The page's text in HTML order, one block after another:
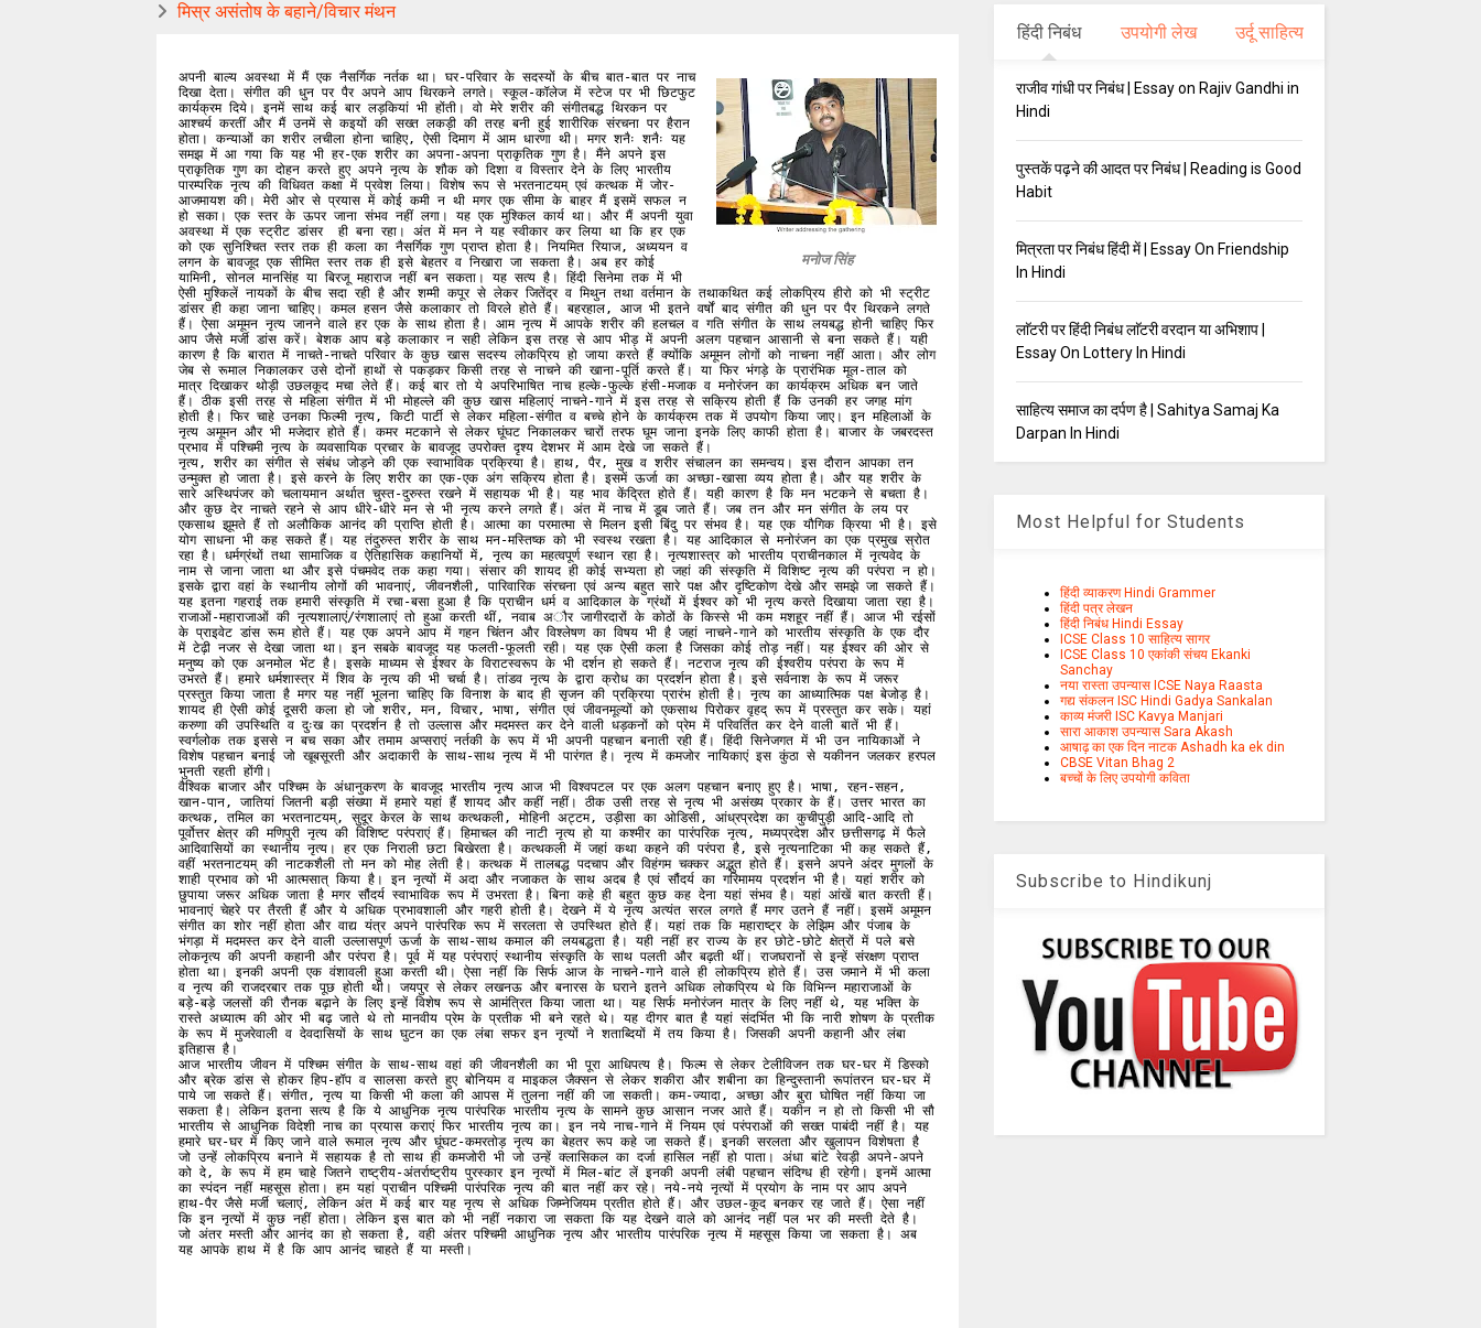
मिस्र असंतोष के बहाने/विचार मंथन
मनोज सिंह
अपनी बाल्य अवस्था में मैं एक नैसर्गिक नर्तक था। घर-परिवार के सदस्यों के बीच बात-बात पर नाच
दिखा देता। संगीत की धुन पर पैर अपने आप थिरकने लगते। स्कूल-कॉलेज में स्टेज पर भी छिटफुट
कार्यक्रम दिये। इनमें साथ कई बार लड़कियां भी होंती। वो मेरे शरीर की संगीतबद्ध थिरकन पर
आश्चर्य करतीं और मैं उनमें से कइयों की सख्त लकड़ी की तरह बनी हुई शारीरिक संरचना पर हैरान
होता। कन्याओं का शरीर लचीला होना चाहिए, ऐसी दिमाग में आम धारणा थी। मगर शनैः शनैः यह
समझ में आ गया कि यह भी हर-एक शरीर का अपना-अपना प्राकृतिक गुण है। मैंने अपने इस
प्राकृतिक गुण का दोहन करते हुए अपने नृत्य के शौक को दिशा व विस्तार देने के लिए भारतीय
पारम्परिक नृत्य की विधिवत कक्षा में प्रवेश लिया। विशेष रूप से भरतनाटयम्‌ एवं कत्थक में जोर-
आजमायश की। मेरी ओर से प्रयास में कोई कमी न थी मगर एक सीमा के बाहर मैं इसमें सफल न
हो सका। एक स्तर के ऊपर जाना संभव नहीं लगा। यह एक मुश्किल कार्य था। और मैं अपनी युवा
अवस्था में एक स्ट्रीट डांसर  ही बना रहा। अंत में मन ने यह स्वीकार कर लिया था कि हर एक
को एक सुनिश्चित स्तर तक ही कला का नैसर्गिक गुण प्राप्त होता है। नियमित रियाज, अध्ययन व
लगन के बावजूद एक सीमित स्तर तक ही इसे बेहतर व निखारा जा सकता है। अब हर कोई
यामिनी, सोनल मानसिंह या बिरजू महाराज नहीं बन सकता। यह सत्य है। हिंदी सिनेमा तक में भी
ऐसी मुश्किलें नायकों के बीच सदा रही है और शम्मी कपूर से लेकर जितेंद्र व मिथुन तथा वर्तमान के तथाकथित कई लोकप्रिय हीरो को भी स्ट्रीट
डांसर ही कहा जाना चाहिए। कमल हसन जैसे कलाकार तो विरले होते हैं। बहरहाल, आज भी इतने वर्षों बाद संगीत की धुन पर पैर थिरकने लगते
हैं। ऐसा अमूमन नृत्य जानने वाले हर एक के साथ होता है। आम नृत्य में आपके शरीर की हलचल व गति संगीत के साथ लयबद्ध होनी चाहिए फिर
आप जैसे मर्जी डांस करें। बेशक आप बड़े कलाकार न सही लेकिन इस तरह से आप भीड़ में अपनी अलग पहचान आसानी से बना सकते हैं। यही
कारण है कि बारात में नाचते-नाचते परिवार के कुछ खास सदस्य लोकप्रिय हो जाया करते हैं क्योंकि अमूमन लोगों को नाचना नहीं आता। और लोग
जेब से रूमाल निकालकर उसे दोनों हाथों से पकड़कर किसी तरह से नाचने की खाना-पूर्ति करते हैं। या फिर भंगड़े के प्रारंभिक मूल-ताल को
मात्र दिखाकर थोड़ी उछलकूद मचा लेते हैं। कई बार तो ये अपरिभाषित नाच हल्के-फुल्के हंसी-मजाक व मनोरंजन का कार्यक्रम अधिक बन जाते
हैं। ठीक इसी तरह से महिला संगीत में भी मोहल्ले की कुछ खास महिलाएं नाचने-गाने में इस तरह से सक्रिय होती हैं कि उनकी हर जगह मांग
होती है। फिर चाहे उनका फिल्मी नृत्य, किटी पार्टी से लेकर महिला-संगीत व बच्चे होने के कार्यक्रम तक में उपयोग किया जाए। इन महिलाओं के
नृत्य अमूमन और भी मजेदार होते हैं। कमर मटकाने से लेकर घूंघट निकालकर चारों तरफ घूम जाना इनके लिए काफी होता है। बाजार के जबरदस्त
प्रभाव में पश्चिमी नृत्य के व्यवसायिक प्रचार के बावजूद उपरोक्त दृश्य देशभर में आम देखे जा सकते हैं।
नृत्य, शरीर का संगीत से संबंध जोड़ने की एक स्वाभाविक प्रक्रिया है। हाथ, पैर, मुख व शरीर संचालन का समन्वय। इस दौरान आपका तन
उन्मुक्त हो जाता है। इसे करने के लिए शरीर का एक-एक अंग सक्रिय होता है। इसमें ऊर्जा का अच्छा-खासा व्यय होता है। और यह शरीर के
सारे अस्थिपंजर को चलायमान अर्थात चुस्त-दुरुस्त रखने में सहायक भी है। यह भाव केंद्रित होते हैं। यही कारण है कि मन भटकने से बचता है।
और कुछ देर नाचते रहने से आप धीरे-धीरे मन से भी नृत्य करने लगते हैं। अंत में नाच में डूब जाते हैं। जब तन और मन संगीत के लय पर
एकसाथ झूमते हैं तो अलौकिक आनंद की प्राप्ति होती है। आत्मा का परमात्मा से मिलन इसी बिंदु पर संभव है। यह एक यौगिक क्रिया भी है। इसे
योग साधना भी कह सकते हैं। यह तंदुरुस्त शरीर के साथ मन-मस्तिष्क को भी स्वस्थ रखता है। यह आदिकाल से मनोरंजन का एक प्रमुख स्रोत
रहा है। धर्मग्रंथों तथा सामाजिक व ऐतिहासिक कहानियों में, नृत्य का महत्वपूर्ण स्थान रहा है। नृत्यशास्त्र को भारतीय प्राचीनकाल में नृत्यवेद के
नाम से जाना जाता था और इसे पंचमवेद तक कहा गया। संसार की शायद ही कोई सभ्यता हो जहां की संस्कृति में विशिष्ट नृत्य की परंपरा न हो।
इसके द्वारा वहां के स्थानीय लोगों की भावनाएं, जीवनशैली, पारिवारिक संरचना एवं अन्य बहुत सारे पक्ष और दृष्टिकोण देखे और समझे जा सकते हैं।
यह इतना गहराई तक हमारी संस्कृति में रचा-बसा हुआ है कि प्राचीन धर्म व आदिकाल के ग्रंथों में ईश्वर को भी नृत्य करते दिखाया जाता रहा है।
राजाओं-महाराजाओं की नृत्यशालाएं/रंगशालाएं तो हुआ करती थीं, नवाब अौर जागीरदारों के कोठों के किस्से भी कम मशहूर नहीं हैं। आज भी रईसों
के प्राइवेट डांस रूम होते हैं। यह एक अपने आप में गहन चिंतन और विश्लेषण का विषय भी है जहां नाचने-गाने को भारतीय संस्कृति के एक दौर
में टेढ़ी नजर से देखा जाता था। इन सबके बावजूद यह फलती-फूलती रही। यह एक ऐसी कला है जिसका कोई तोड़ नहीं। यह ईश्वर की ओर से
मनुष्य को एक अनमोल भेंट है। इसके माध्यम से ईश्वर के विराटस्वरूप के भी दर्शन हो सकते हैं। नटराज नृत्य की ईश्वरीय परंपरा के रूप में
उभरते हैं। हमारे धर्मशास्त्र में शिव के नृत्य की भी चर्चा है। तांडव नृत्य के द्वारा क्रोध का प्रदर्शन होता है। इसे सर्वनाश के रूप में जरूर
प्रस्तुत किया जाता है मगर यह नहीं भूलना चाहिए कि विनाश के बाद ही सृजन की प्रक्रिया प्रारंभ होती है। नृत्य का आध्यात्मिक पक्ष बेजोड़ है।
शायद ही ऐसी कोई दूसरी कला हो जो शरीर, मन, विचार, भाषा, संगीत एवं जीवनमूल्यों को एकसाथ पिरोकर वृहद् रूप में प्रस्तुत कर सके। यहां
करुणा की उपस्थिति व दुःख का प्रदर्शन है तो उल्लास और मदमस्त कर देने वाली धड़कनों को प्रेम में परिवर्तित कर देने वाली बातें भी हैं।
स्वर्गलोक तक इससे न बच सका और तमाम अप्सराएं नर्तकी के रूप में भी अपनी पहचान बनाती रही हैं। हिंदी सिनेजगत में भी उन नायिकाओं ने
विशेष पहचान बनाई जो खूबसूरती और अदाकारी के साथ-साथ नृत्य में भी पारंगत है। नृत्य में कमजोर नायिकाएं इस कुंठा से यकीनन जलकर हरपल
भुनती रहती होंगी।
वैश्विक बाजार और पश्चिम के अंधानुकरण के बावजूद भारतीय नृत्य आज भी विश्वपटल पर एक अलग पहचान बनाए हुए है। भाषा, रहन-सहन,
खान-पान, जातियां जितनी बड़ी संख्या में हमारे यहां हैं शायद और कहीं नहीं। ठीक उसी तरह से नृत्य भी असंख्य प्रकार के हैं। उत्तर भारत का
कत्थक, तमिल का भरतनाटयम्‌, सुदूर केरल के साथ कत्थकली, मोहिनी अट्टम, उड़ीसा का ओडिसी, आंध्रप्रदेश का कुचीपुड़ी आदि-आदि तो
पूर्वोत्तर क्षेत्र की मणिपुरी नृत्य की विशिष्ट परंपराएं हैं। हिमाचल की नाटी नृत्य हो या कश्मीर का पारंपरिक नृत्य, मध्यप्रदेश और छत्तीसगढ़ में फैले
आदिवासियों का स्थानीय नृत्य। हर एक निराली छटा बिखेरता है। कत्थकली में जहां कथा कहने की परंपरा है, इसे नृत्यनाटिका भी कह सकते हैं,
वहीं भरतनाटयम्‌ की नाटकशैली तो मन को मोह लेती है। कत्थक में तालबद्ध पदचाप और विहंगम चक्कर अद्भुत होते हैं। इसने अपने अंदर मुगलों के
शाही प्रभाव को भी आत्मसात्‌ किया है। इन नृत्यों में अदा और नजाकत के साथ अदब है एवं सौंदर्य का गरिमामय प्रदर्शन भी है। यहां शरीर को
छुपाया जरूर अधिक जाता है मगर सौंदर्य स्वाभाविक रूप में उभरता है। बिना कहे ही बहुत कुछ कह देना यहां संभव है। यहां आंखें बात करती हैं।
भावनाएं चेहरे पर तैरती हैं और ये अधिक प्रभावशाली और गहरी होती है। देखने में ये नृत्य अत्यंत सरल लगते हैं मगर उतने हैं नहीं। इसमें अमूमन
संगीत का शोर नहीं होता और वाद्य यंत्र अपने पारंपरिक रूप में सरलता से उपस्थित होते हैं। यहां तक कि महाराष्ट्र के लेझिम और पंजाब के
भंगड़ा में मदमस्त कर देने वाली उल्लासपूर्ण ऊर्जा के साथ-साथ कमाल की लयबद्धता है। यही नहीं हर राज्य के हर छोटे-छोटे क्षेत्रों में पले बसे
लोकनृत्य की अपनी कहानी और परंपरा है। पूर्व में यह परंपराएं स्थानीय संस्कृति के साथ पलती और बढ़ती थीं। राजघरानों से इन्हें संरक्षण प्राप्त
होता था। इनकी अपनी एक वंशावली हुआ करती थी। ऐसा नहीं कि सिर्फ आज के नाचने-गाने वाले ही लोकप्रिय होते हैं। उस जमाने में भी कला
व नृत्य की राजदरबार तक पूछ होती थी। जयपुर से लेकर लखनऊ और बनारस के घराने इतने अधिक लोकप्रिय थे कि विभिन्न महाराजाओं के
बड़े-बड़े जलसों की रौनक बढ़ाने के लिए इन्हें विशेष रूप से आमंत्रित किया जाता था। यह सिर्फ मनोरंजन मात्र के लिए नहीं थे, यह भक्ति के
रास्ते अध्यात्म की ओर भी बढ़ जाते थे तो मानवीय प्रेम के प्रतीक भी बने रहते थे। यह दीगर बात है यहां संदर्भित भी कि नारी शोषण के प्रतीक
के रूप में मुजरेवाली व देवदासियों के साथ घुटन का एक लंबा सफर इन नृत्यों ने शताब्दियों में तय किया है। जिसकी अपनी कहानी और लंबा
इतिहास है।
आज भारतीय जीवन में पश्चिम संगीत के साथ-साथ वहां की जीवनशैली का भी पूरा आधिपत्य है। फिल्म से लेकर टेलीविजन तक घर-घर में डिस्को
और ब्रेक डांस से होकर हिप-हॉप व सालसा करते हुए बोनियम व माइकल जैक्सन से लेकर शकीरा और शबीना का हिन्दुस्तानी रूपांतरन घर-घर में
पाये जा सकते हैं। संगीत, नृत्य या किसी भी कला की आपस में तुलना नहीं की जा सकती। कम-ज्यादा, अच्छा और बुरा घोषित नहीं किया जा
सकता है। लेकिन इतना सत्य है कि ये आधुनिक नृत्य पारंपरिक भारतीय नृत्य के सामने कुछ आसान नजर आते हैं। यकीन न हो तो किसी भी सौ
भारतीय से आधुनिक विदेशी नाच का प्रयास कराएं फिर भारतीय नृत्य का। इन नये नाच-गाने में नियम एवं परंपराओं की सख्त पाबंदी नहीं है। यह
हमारे घर-घर में किए जाने वाले रूमाल नृत्य और घूंघट-कमरतोड़ नृत्य का बेहतर रूप कहे जा सकते हैं। इनकी सरलता और खुलापन विशेषता है
जो उन्हें लोकप्रिय बनाने में सहायक है तो साथ ही कमजोरी भी जो उन्हें क्लासिकल का दर्जा हासिल नहीं हो पाता। अंधा बांटे रेवड़ी अपने-अपने
को दे, के रूप में हम चाहे जितने राष्ट्रीय-अंतर्राष्ट्रीय पुरस्कार इन नृत्यों में मिल-बांट लें इनकी अपनी लंबी पहचान संदिग्ध ही रहेगी। इनमें आत्मा
का स्पंदन नहीं महसूस होता। हम यहां प्राचीन पश्चिमी पारंपरिक नृत्य की बात नहीं कर रहे। नये-नये नृत्यों में प्रयोग के नाम पर आप अपने
हाथ-पैर जैसे मर्जी चलाएं, लेकिन अंत में कई बार यह नृत्य से अधिक जिम्नेजियम प्रतीत होते हैं। और उछल-कूद बनकर रह जाते हैं। ऐसा नहीं
कि इन नृत्यों में कुछ नहीं होता। लेकिन इस बात को भी नहीं नकारा जा सकता कि यह देखने वाले को आनंद नहीं पल भर की मस्ती देते है।
जो अंतर मस्ती और आनंद का हो सकता है, वही अंतर पश्चिमी आधुनिक नृत्य और भारतीय पारंपरिक नृत्य में महसूस किया जा सकता है। अब
यह आपके हाथ में है कि आप आनंद चाहते हैं या मस्ती।
हिंदी निबंध उपयोगी लेख उर्दू साहित्य
राजीव गांधी पर निबंध | Essay on Rajiv Gandhi in
Hindi
पुस्तकें पढ़ने की आदत पर निबंध | Reading is Good
Habit
मित्रता पर निबंध हिंदी में | Essay On Friendship
In Hindi
लाॅटरी पर हिंदी निबंध लाॅटरी वरदान या अभिशाप |
Essay On Lottery In Hindi
साहित्य समाज का दर्पण है | Sahitya Samaj Ka
Darpan In Hindi
Most Helpful for Students
हिंदी व्याकरण Hindi Grammer
हिंदी पत्र लेखन
हिंदी निबंध Hindi Essay
ICSE Class 10 साहित्य सागर
ICSE Class 10 एकांकी संचय Ekanki
Sanchay
नया रास्ता उपन्यास ICSE Naya Raasta
गद्य संकलन ISC Hindi Gadya Sankalan
काव्य मंजरी ISC Kavya Manjari
सारा आकाश उपन्यास Sara Akash
आषाढ़ का एक दिन नाटक Ashadh ka ek din
CBSE Vitan Bhag 2
बच्चों के लिए उपयोगी कविता
Subscribe to Hindikunj